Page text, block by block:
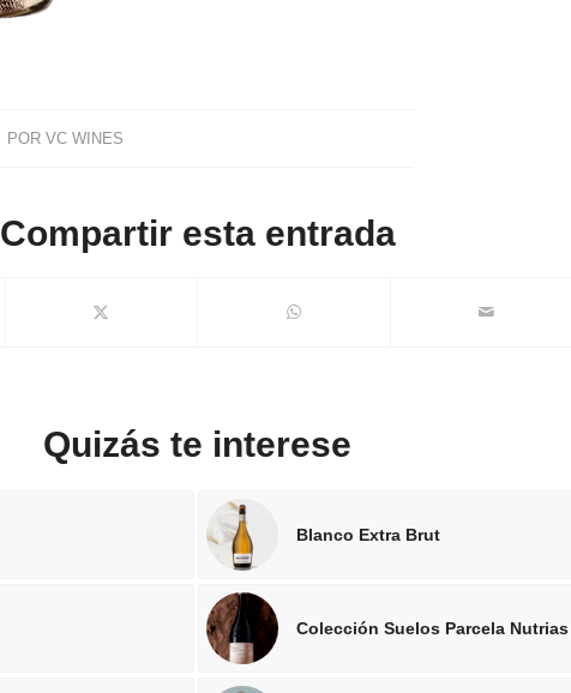
PORVC WINES
Compartir esta entrada
Quizás te interese
Blanco Extra Brut
Colección Suelos Parcela Nutrias